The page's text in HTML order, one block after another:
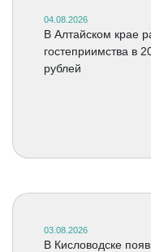
04.08.2026
В Алтайском крае
гостеприимства в
рублей
03.08.2026
В Кисловодске